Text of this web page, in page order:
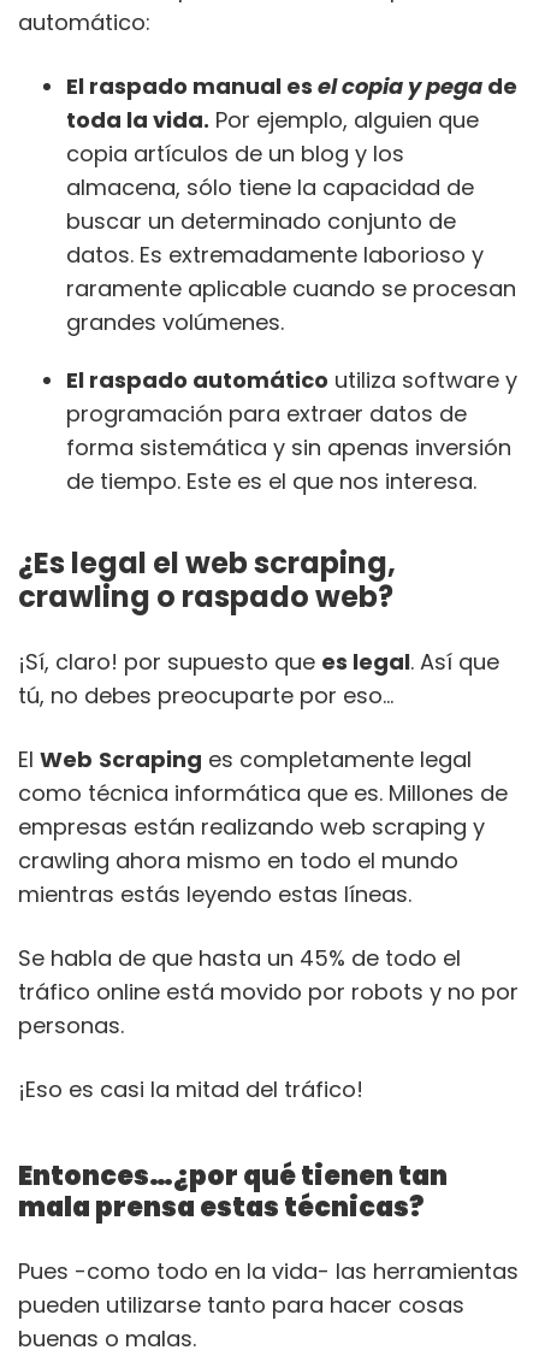
automático:
El raspado manual es el copia y pega de
toda la vida. Por ejemplo, alguien que
copia artículos de un blog y los
almacena, sólo tiene la capacidad de
buscar un determinado conjunto de
datos. Es extremadamente laborioso y
raramente aplicable cuando se procesan
grandes volúmenes.
El raspado automático utiliza software y
programación para extraer datos de
forma sistemática y sin apenas inversión
de tiempo. Este es el que nos interesa.
¿Es legal el web scraping,
crawling o raspado web?
¡Sí, claro! por supuesto que es legal. Así que
tú, no debes preocuparte por eso…
El Web Scraping es completamente legal
como técnica informática que es. Millones de
empresas están realizando web scraping y
crawling ahora mismo en todo el mundo
mientras estás leyendo estas líneas.
Se habla de que hasta un 45% de todo el
tráfico online está movido por robots y no por
personas.
¡Eso es casi la mitad del tráfico!
Entonces…¿por qué tienen tan
mala prensa estas técnicas?
Pues -como todo en la vida- las herramientas
pueden utilizarse tanto para hacer cosas
buenas o malas.